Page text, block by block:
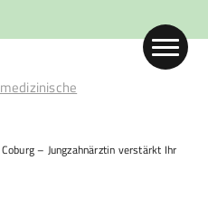
– Jungzahnärztin verstärkt Ihr